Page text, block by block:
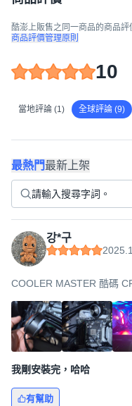
酷澎上販售之同一商品的商品評
商品評價管理原則
10
當地評論 (1) 全球評論 (9)
最熱門最新上架
강*구
COOLER MASTER 酷碼
我剛安裝完，哈哈
有幫助